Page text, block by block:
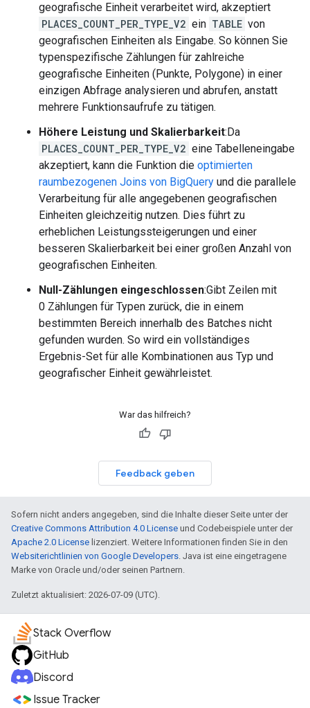
geografische Einheit verarbeitet wird, akzeptiert
PLACES_COUNT_PER_TYPE_V2 ein TABLE von
geografischen Einheiten als Eingabe. So können Sie
typenspezifische Zählungen für zahlreiche
geografische Einheiten (Punkte, Polygone) in einer
einzigen Abfrage analysieren und abrufen, anstatt
mehrere Funktionsaufrufe zu tätigen.
Höhere Leistung und Skalierbarkeit:Da
PLACES_COUNT_PER_TYPE_V2 eine Tabelleneingabe
akzeptiert, kann die Funktion die optimierten
raumbezogenen Joins von BigQuery und die parallele
Verarbeitung für alle angegebenen geografischen
Einheiten gleichzeitig nutzen. Dies führt zu
erheblichen Leistungssteigerungen und einer
besseren Skalierbarkeit bei einer großen Anzahl von
geografischen Einheiten.
Null-Zählungen eingeschlossen:Gibt Zeilen mit
0 Zählungen für Typen zurück, die in einem
bestimmten Bereich innerhalb des Batches nicht
gefunden wurden. So wird ein vollständiges
Ergebnis-Set für alle Kombinationen aus Typ und
geografischer Einheit gewährleistet.
War das hilfreich?
Feedback geben
Sofern nicht anders angegeben, sind die Inhalte dieser Seite unter der
Creative Commons Attribution 4.0 License und Codebeispiele unter der
Apache 2.0 License lizenziert. Weitere Informationen finden Sie in den
Websiterichtlinien von Google Developers. Java ist eine eingetragene
Marke von Oracle und/oder seinen Partnern.
Zuletzt aktualisiert: 2026-07-09 (UTC).
Stack Overflow
GitHub
Discord
Issue Tracker